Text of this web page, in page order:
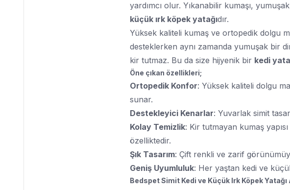
yardımcı olur. Yıkanabilir kumaşı,
küçük ırk köpek yatağıdır.
Yüksek kaliteli kumaş ve ortopedik dolgu
desteklerken aynı zamanda yumuşak bir
kir tutmaz. Bu da size hijyenik bir kedi
Öne çıkan özellikleri;
Ortopedik Konfor: Yüksek kaliteli dolgu
sunar.
Destekleyici Kenarlar: Yuvarlak simit
Kolay Temizlik: Kir tutmayan kumaş
özelliktedir.
Şık Tasarım: Çift renkli ve zarif
Geniş Uyumluluk: Her yaştan kedi ve
Bedspet Simit Kedi ve Küçük Irk Köpek Yatağı